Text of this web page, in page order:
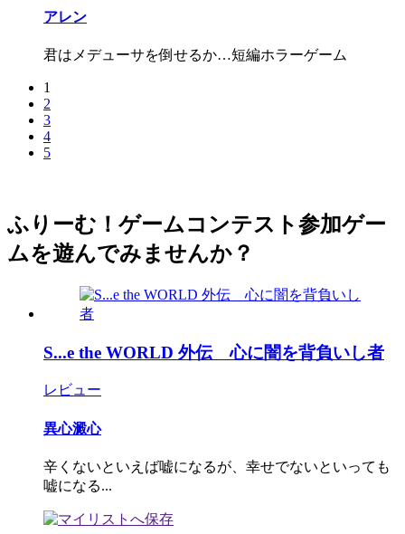
アレン
君はメデューサを倒せるか…短編ホラーゲーム
1
2
3
4
5
ふりーむ！ゲームコンテスト参加ゲー
ムを遊んでみませんか？
S...e the WORLD 外伝 心に闇を背負いし者
レビュー
異心澱心
辛くないといえば嘘になるが、幸せでないといっても
嘘になる...